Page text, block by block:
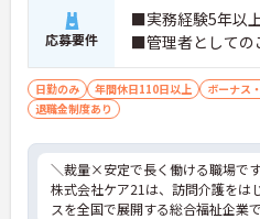
■ 本部サポートありで安心の環境
困ったときも一人にならない体制
・エリアマネージャーの巡回フォ
・人事・法務など専門部署がバッ
・労務やトラブルも組織的に支援あ
■ 年齢問わず長く働ける職場で
将来を見据えてキャリア継続がし
応募要件
■実務経験5年以
■管理者としての
日勤のみ 年間休日110日以上 ボーナス
退職金制度あり
＼裁量×安定で長く働ける職場で
株式会社ケア21は、訪問介護をは
スを全国で展開する総合福祉企業